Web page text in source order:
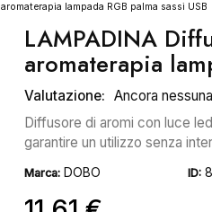
lampada RGB palma sassi USB
LAMPADINA
aromaterapia
Valutazione: Ancora
Diffusore di aromi con luce
garantire un utilizzo senza
Marca: DOBO ID: